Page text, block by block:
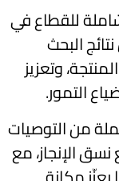
للقطاع في
البحث
وتعزيز
التمور.
من التوصيات
نسق الإنجاز، مع